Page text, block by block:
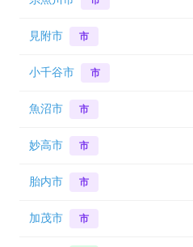
見附市 市
小千谷市 市
魚沼市 市
妙高市 市
胎内市 市
加茂市 市